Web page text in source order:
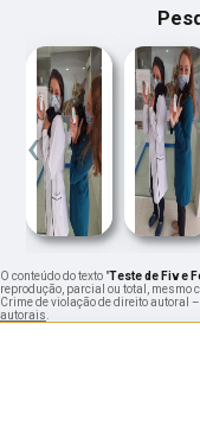
‹
O conteúdo do texto "Teste de Fiv e
reprodução, parcial ou total, mesmo
Crime de violação de direito autoral
autorais